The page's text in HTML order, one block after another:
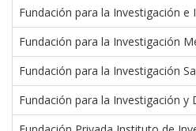
Fundación para la Investigación
Fundación para la Investigación
Fundación para la Investigación
Fundación para la Investigación y